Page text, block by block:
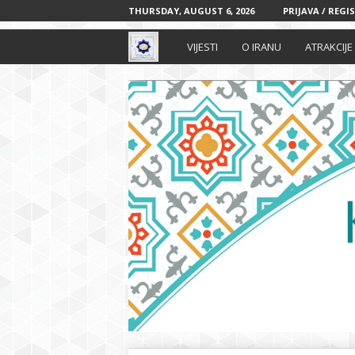
THURSDAY, AUGUST 6, 2026 PRIJAVA /
r
a
n
s
k
i
k
VIJESTI O IRANU ATRAKCIJE